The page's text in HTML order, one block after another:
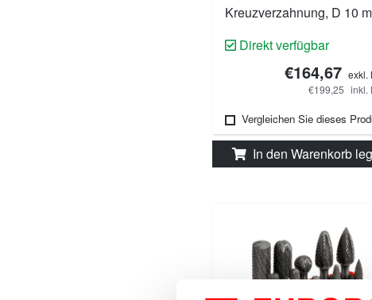
Kreuzverzahnung, D 10
Direkt verfügbar
€164,67 exkl.
€199,25 inkl.
Vergleichen Sie dieses
In den Warenkorb